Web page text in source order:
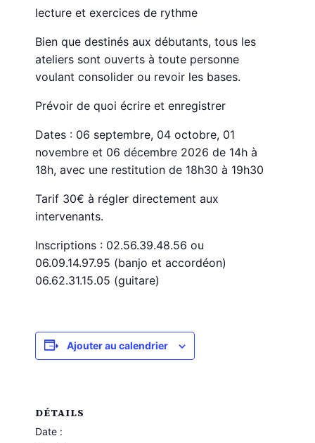
lecture et exercices de rythme
Bien que destinés aux débutants, tous les
ateliers sont ouverts à toute personne
voulant consolider ou revoir les bases.
Prévoir de quoi écrire et enregistrer
Dates : 06 septembre, 04 octobre, 01
novembre et 06 décembre 2026 de 14h à
18h, avec une restitution de 18h30 à 19h30
Tarif 30€ à régler directement aux
intervenants.
Inscriptions : 02.56.39.48.56 ou
06.09.14.97.95 (banjo et accordéon)
06.62.31.15.05 (guitare)
Ajouter au calendrier
DÉTAILS
Date :